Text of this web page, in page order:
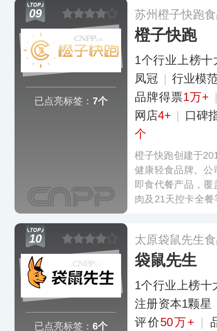
能服务，助力会
09
已点亮标签： 7个
苏州橙子快跑
橙子快跑
1个行业上榜十
凤冠 | 行业模
品牌得票1万+
网店4+ | 口碑
个
橙子快跑创建于
健康轻食品牌。
即食代餐产品，
肉及21天控卡全
10
已点亮标签： 6个
太原袋鼠先生
袋鼠先生
1个行业上榜十
注册资本1颗星
评价50万+ |